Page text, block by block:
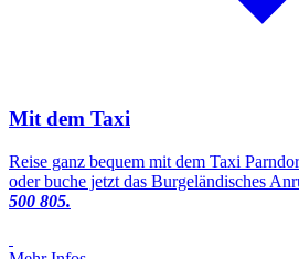
Mit dem Taxi
Reise ganz bequem mit dem Taxi
oder buche jetzt das Burgeländisches
500 805.